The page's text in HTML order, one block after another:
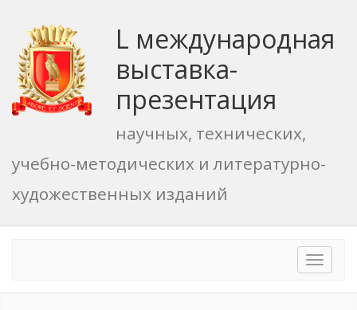
L международная
выставка-
презентация
научных, технических,
учебно-методических и литературно-
художественных изданий
Toggle